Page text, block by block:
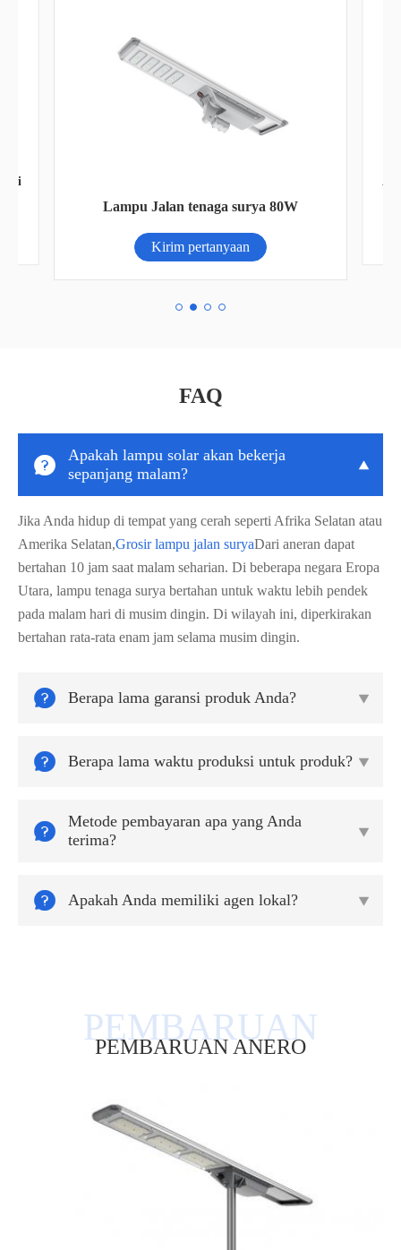
Lampu Jalan tenaga surya 80W
Kirim pertanyaan
FAQ

Apakah lampu solar akan bekerja
sepanjang malam?

Jika Anda hidup di tempat yang cerah seperti Afrika Selatan atau
Amerika Selatan,Grosir lampu jalan suryaDari aneran dapat
bertahan 10 jam saat malam seharian. Di beberapa negara Eropa
Utara, lampu tenaga surya bertahan untuk waktu lebih pendek
pada malam hari di musim dingin. Di wilayah ini, diperkirakan
bertahan rata-rata enam jam selama musim dingin.
 Berapa lama garansi produk Anda? 
 Berapa lama waktu produksi untuk produk? 

Metode pembayaran apa yang Anda
terima?

 Apakah Anda memiliki agen lokal? 
PEMBARUAN ANERO